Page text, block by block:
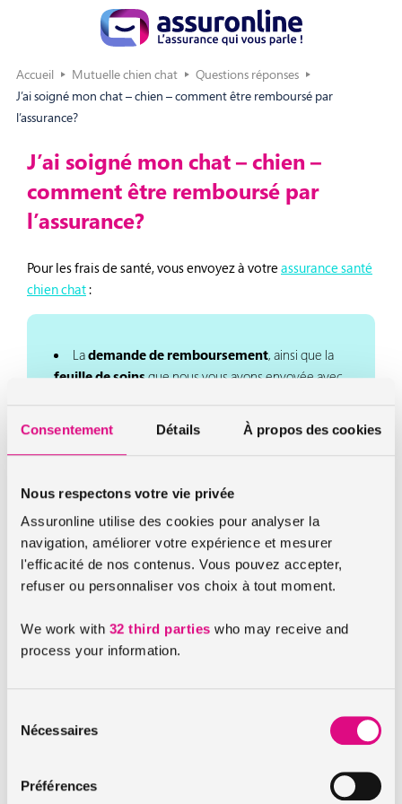
Consentement Détails À propos des cookies
Nous respectons votre vie privée
Assuronline utilise des cookies pour analyser la
navigation, améliorer votre expérience et mesurer
l'efficacité de nos contenus. Vous pouvez accepter,
refuser ou personnaliser vos choix à tout moment.
We work with 32 third parties who may receive and
process your information.
Nécessaires
Préférences
Accueil Mutuelle chien chat
Questions réponses
J’ai soigné mon chat – chien – comment être remboursé par
l’assurance?
J’ai soigné mon chat – chien –
comment être remboursé par
l’assurance?
Pour les frais de santé, vous envoyez à votreassurance santé
chien chat :
Lademande de remboursement, ainsi que la
feuille de soinsque nous vous avons envoyée avec
Cette feuille de soins devra mentionner entre autres le
nom de l’animal soigné, les dates des consultations ou
actes pratiqués, les médicaments prescrits.
Les factures détaillées du vétérinaire,des actes
effectués etdes médicaments délivrés.
Pour les produits achetés en pharmacie,
l’ordonnance du vétérinaire accompagnée des
pharmacien .
remboursement s’effectuera